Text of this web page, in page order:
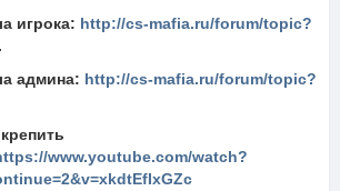
игрока: http://cs-mafia.ru/forum/topic?
.
админа: http://cs-mafia.ru/forum/topic?
www.youtube.com/watch?